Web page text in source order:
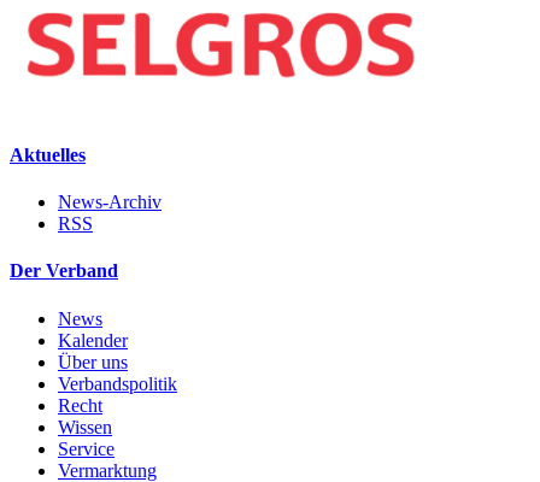
Aktuelles
News-Archiv
RSS
Der Verband
News
Kalender
Über uns
Verbandspolitik
Recht
Wissen
Service
Vermarktung